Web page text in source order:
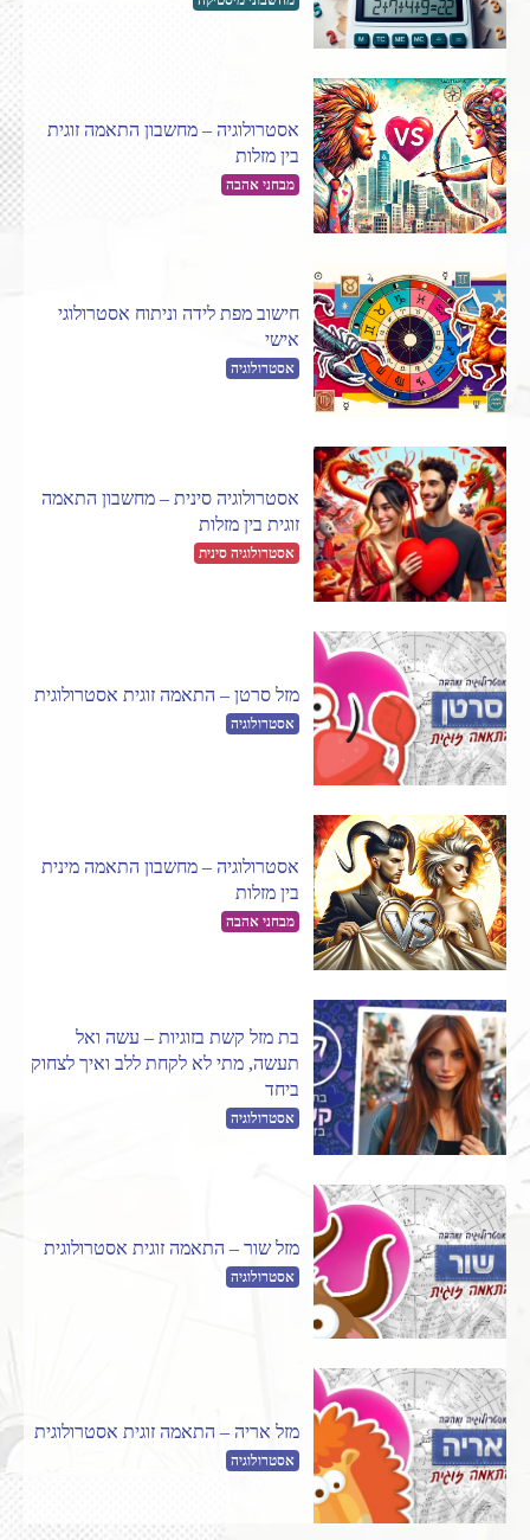
אסטרולוגיה – מחשבון התאמה זוגית
בין מזלות
מבחני אהבה
חישוב מפת לידה וניתוח אסטרולוגי
אישי
אסטרולוגיה
אסטרולוגיה סינית – מחשבון התאמה
זוגית בין מזלות
אסטרולוגיה סינית
מזל סרטן – התאמה זוגית אסטרולוגית
אסטרולוגיה
אסטרולוגיה – מחשבון התאמה מינית
בין מזלות
מבחני אהבה
בת מזל קשת בזוגיות – עשה ואל
תעשה, מתי לא לקחת ללב ואיך לצחוק
ביחד
אסטרולוגיה
מזל שור – התאמה זוגית אסטרולוגית
אסטרולוגיה
מזל אריה – התאמה זוגית אסטרולוגית
אסטרולוגיה